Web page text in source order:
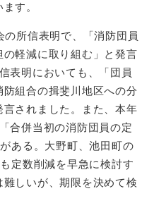
す。
所信表明で、「消防団員
軽減に取り組む」と発言
表明においても、「団員
組合の揖斐川地区への分
されました。また、本年
合併当初の消防団員の定
ある。大野町、池田町の
定数削減を早急に検討す
しいが、期限を決めて検